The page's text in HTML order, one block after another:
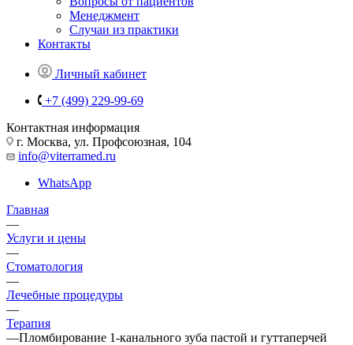
Менеджмент
Случаи из практики
Контакты
Личный кабинет
+7 (499) 229-99-69
Контактная информация
г. Москва, ул. Профсоюзная, 104
info@viterramed.ru
WhatsApp
Главная
—
Услуги и цены
—
Стоматология
—
Лечебные процедуры
—
Терапия
—Пломбирование 1-канального зуба пастой и гуттаперчей